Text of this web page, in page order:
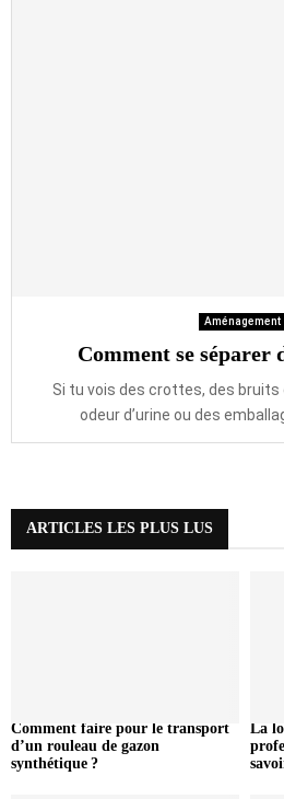
Aménagement
Comment se séparer
Si tu vois des crottes, des bruits
odeur d’urine ou des
ARTICLES LES PLUS LUS
Comment faire pour le transport
d’un rouleau de gazon
synthétique ?
La